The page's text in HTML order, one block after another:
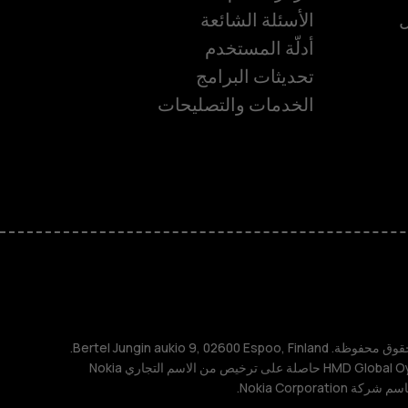
الأسئلة الشائعة
أدلّة المستخدم
تحديثات البرامج
الخدمات والتصليحات
TM و © 2026 HMD Global. جميع الحقوق محفوظة. Bertel Jungin aukio 9, 02600 Espoo, Finland.
مُعرِّف الشركة: 2724044-2. شركة HMD Global Oy حاصلة على ترخيص من الاسم التجاري Nokia